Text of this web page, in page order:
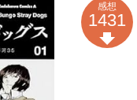
感想
1431